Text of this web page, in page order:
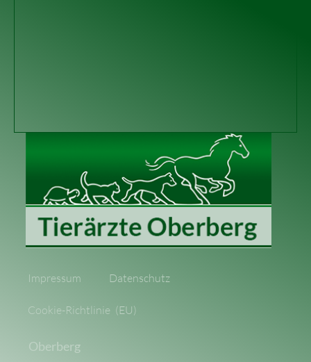
Impressum Datenschutz
Cookie-Richtlinie (EU)
Oberberg